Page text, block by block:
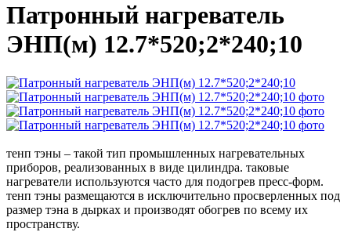
Патронный нагреватель
ЭНП(м) 12.7*520;2*240;10
тенп тэны – такой тип промышленных нагревательных
приборов, реализованных в виде цилиндра. таковые
нагреватели используются часто для подогрев пресс-форм.
тенп тэны размещаются в исключительно просверленных под
размер тэна в дырках и производят обогрев по всему их
пространству.